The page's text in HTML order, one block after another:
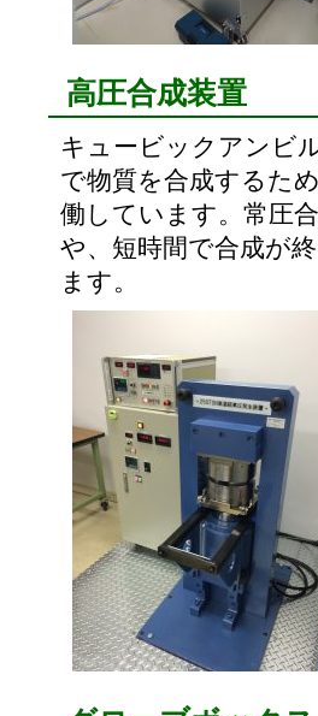
高圧合成装置
キュービックアンビ
で物質を合成するた
働しています。常圧
や、短時間で合成が
ます。